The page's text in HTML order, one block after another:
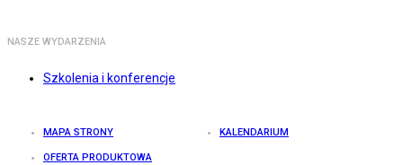
NASZE WYDARZENIA
Szkolenia i konferencje
MAPA STRONY KALENDARIUM
OFERTA PRODUKTOWA